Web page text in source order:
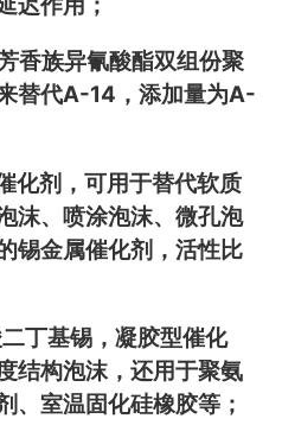
香族异氰酸酯双组份聚
替代A-14，添加量为A-
化剂，可用于替代软质
沫、喷涂泡沫、微孔泡
锡金属催化剂，活性比
丁基锡，凝胶型催化
结构泡沫，还用于聚氨
、室温固化硅橡胶等；